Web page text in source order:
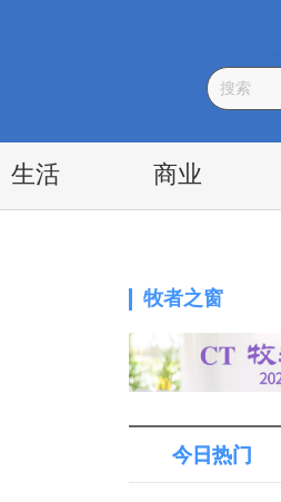
生活 商业
牧者之窗
今日热门